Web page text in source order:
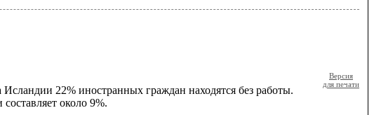
Версия
для печати
22% иностранных граждан находятся без работы.
около 9%.